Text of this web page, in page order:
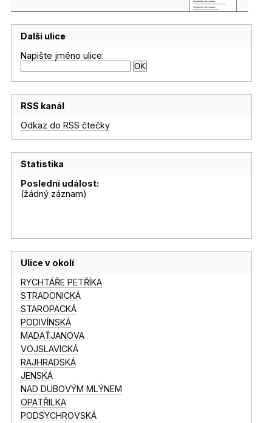
Další ulice
Napište jméno ulice:
RSS kanál
Odkaz do RSS čtečky
Statistika
Poslední událost:
(žádný záznam)
Ulice v okolí
RYCHTÁŘE PETŘÍKA
STRADONICKÁ
STAROPACKÁ
PODIVÍNSKÁ
MADAŤJANOVA
VOJSLAVICKÁ
RAJHRADSKÁ
JENSKÁ
NAD DUBOVÝM MLÝNEM
OPATŘILKA
PODSYCHROVSKÁ